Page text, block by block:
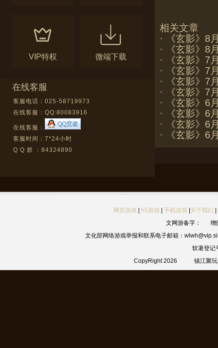
VIP特权 微端下载
在线客服
客服电话：025-58719973
在线客服： QQ:80083916
在线客服：
客服时间：7*24小时
Q Q 群 ：84324890
相关文章
·
《玄影》8
·
《玄影》8
·
《玄影》7
·
《玄影》7
·
《玄影》7
·
《玄影》7
·
《玄影》6
·
《玄影》6
·
《玄影》6
·
《玄影》6
网页游戏| h5游戏| 手机游戏| 关于我们
文网游备字：
增
文化部网络游戏举报和联系电子邮箱：
软著登记
CopyRight 2026
镇江聚